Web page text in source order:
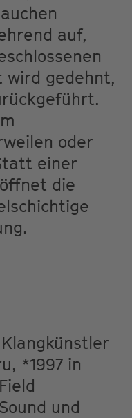
auf,
wird gedehnt,
oder
einer
die
*1997 in
und